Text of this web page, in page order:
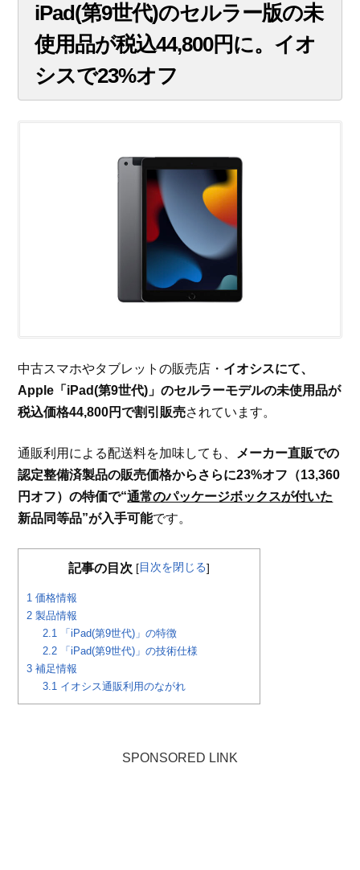
iPad(第9世代)のセルラー版の未
使用品が税込44,800円に。イオ
シスで23%オフ
中古スマホやタブレットの販売店・ イオシスにて、
Apple「iPad(第9世代)」のセルラーモデルの未使用品が
税込価格44,800円で割引販売されています。
通販利用による配送料を加味しても、
メーカー直販での
認定整備済製品の販売価格からさらに23%オフ（13,360
円オフ）の特価で“通常のパッケージボックスが付いた
新品同等品”が入手可能です。
記事の目次 [目次を閉じる]
1 価格情報
2 製品情報
2.1 「iPad(第9世代)」の特徴
2.2 「iPad(第9世代)」の技術仕様
3 補足情報
3.1 イオシス通販利用のながれ
SPONSORED LINK